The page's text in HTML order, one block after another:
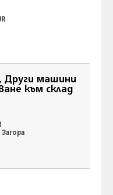
Други машини
към склад